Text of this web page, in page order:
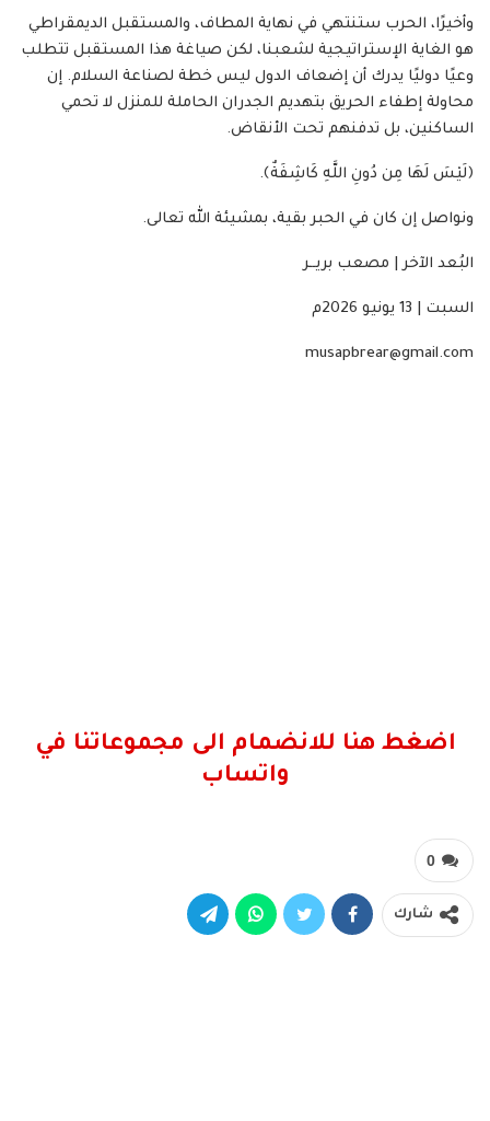
وأخيرًا، الحرب ستنتهي في نهاية المطاف، والمستقبل الديمقراطي
هو الغاية الإستراتيجية لشعبنا، لكن صياغة هذا المستقبل تتطلب
وعيًا دوليًا يدرك أن إضعاف الدول ليس خطة لصناعة السلام. إن
محاولة إطفاء الحريق بتهديم الجدران الحاملة للمنزل لا تحمي
الساكنين، بل تدفنهم تحت الأنقاض.
﴿لَيْسَ لَهَا مِن دُونِ اللَّهِ كَاشِفَةٌ﴾.
ونواصل إن كان في الحبر بقية، بمشيئة الله تعالى.
البُعد الآخر | مصعب بريــر
السبت | 13 يونيو 2026م
musapbrear@gmail.com
اضغط هنا للانضمام الى مجموعاتنا في
واتساب
0
شارك